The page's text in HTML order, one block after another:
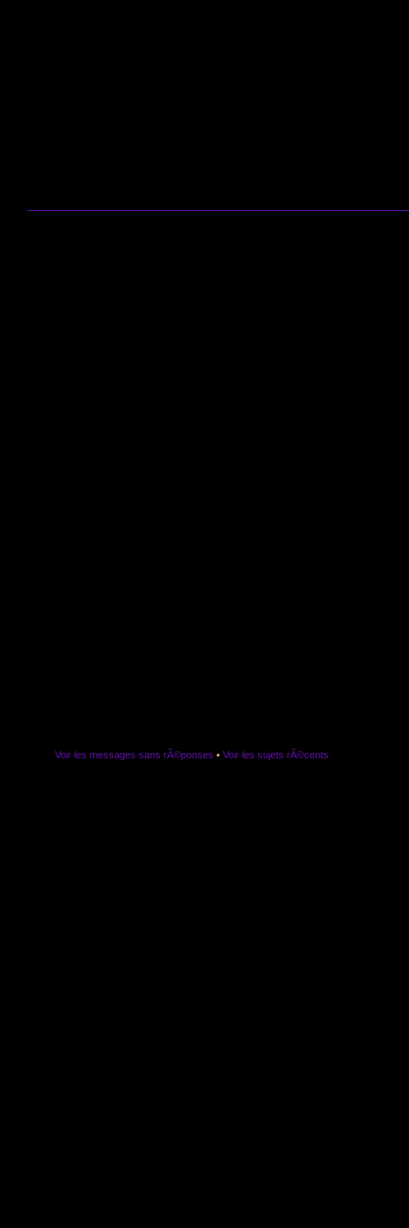
Voir les messages sans rÃ©ponses • Voir les sujets rÃ©cents